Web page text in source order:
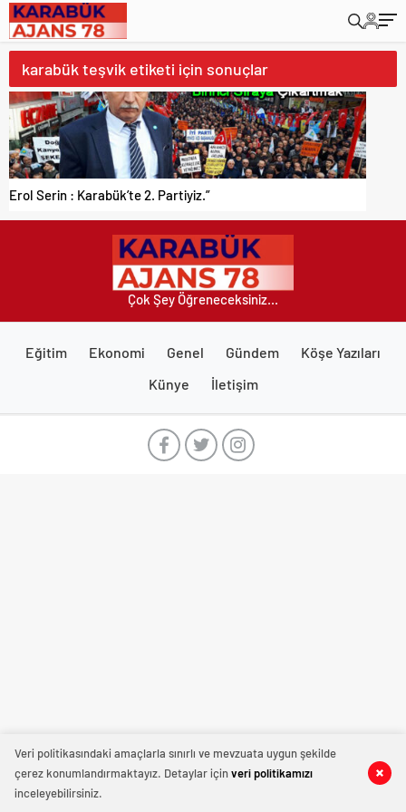
karabük teşvik etiketi için sonuçlar
Erol Serin : Karabük’te 2. Partiyiz.”
Çok Şey Öğreneceksiniz...
Eğitim Ekonomi Genel Gündem
Köşe Yazıları
Künye
İletişim
Veri politikasındaki amaçlarla sınırlı ve mevzuata uygun şekilde
çerez konumlandırmaktayız. Detaylar içinveri politikamızı
inceleyebilirsiniz.